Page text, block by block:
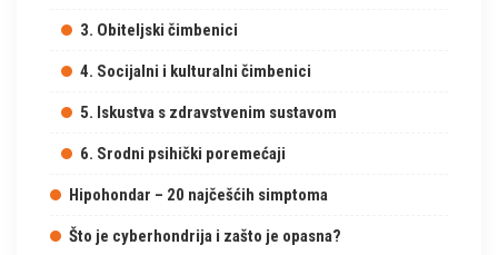
3. Obiteljski čimbenici
4. Socijalni i kulturalni čimbenici
5. Iskustva s zdravstvenim sustavom
6. Srodni psihički poremećaji
Hipohondar – 20 najčešćih simptoma
Što je cyberhondrija i zašto je opasna?